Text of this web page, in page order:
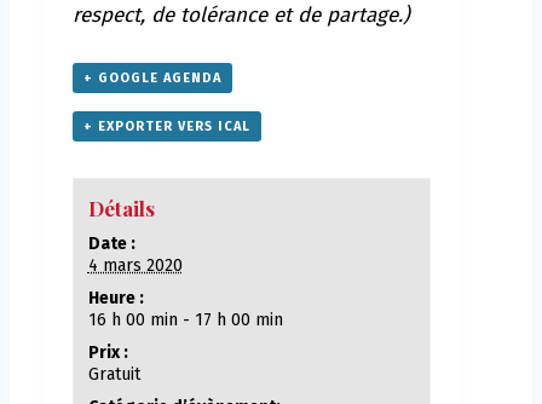
respect, de tolérance et de partage.)
+ GOOGLE AGENDA
+ EXPORTER VERS ICAL
Détails
Date :
4 mars 2020
Heure :
16 h 00 min - 17 h 00 min
Prix :
Gratuit